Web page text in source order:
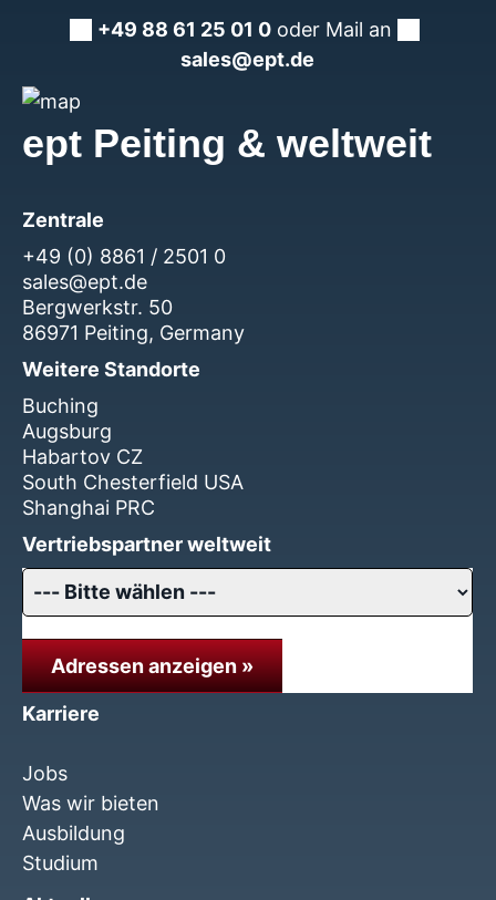
+49 88 61 25 01 0 oder Mail an
sales@ept.de
ept Peiting & weltweit
Zentrale
+49 (0) 8861 / 2501 0
sales@ept.de
Bergwerkstr. 50
86971 Peiting, Germany
Weitere Standorte
Buching
Augsburg
Habartov CZ
South Chesterfield USA
Shanghai PRC
Vertriebspartner weltweit
Adressen anzeigen »
Karriere
Jobs
Was wir bieten
Ausbildung
Studium